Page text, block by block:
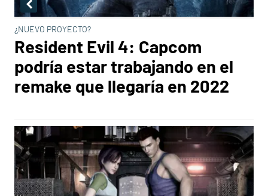
¿NUEVO PROYECTO?
Resident Evil 4: Capcom
podría estar trabajando en el
remake que llegaría en 2022